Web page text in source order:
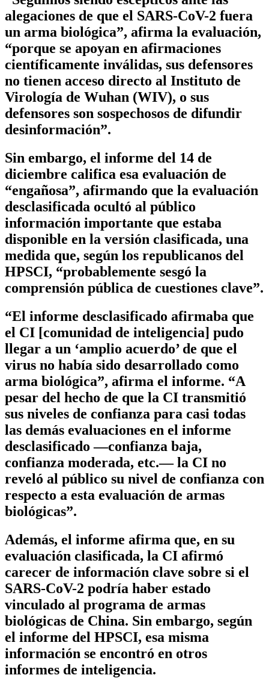
alegaciones de que el SARS-CoV-2 fuera
un arma biológica”, afirma la evaluación,
“porque se apoyan en afirmaciones
científicamente inválidas, sus defensores
no tienen acceso directo al Instituto de
Virología de Wuhan (WIV), o sus
defensores son sospechosos de difundir
desinformación”.
Sin embargo, el informe del 14 de
diciembre califica esa evaluación de
“engañosa”, afirmando que la evaluación
desclasificada ocultó al público
información importante que estaba
disponible en la versión clasificada, una
medida que, según los republicanos del
HPSCI, “probablemente sesgó la
comprensión pública de cuestiones clave”.
“El informe desclasificado afirmaba que
el CI [comunidad de inteligencia] pudo
llegar a un ‘amplio acuerdo’ de que el
virus no había sido desarrollado como
arma biológica”, afirma el informe. “A
pesar del hecho de que la CI transmitió
sus niveles de confianza para casi todas
las demás evaluaciones en el informe
desclasificado —confianza baja,
confianza moderada, etc.— la CI no
reveló al público su nivel de confianza con
respecto a esta evaluación de armas
biológicas”.
Además, el informe afirma que, en su
evaluación clasificada, la CI afirmó
carecer de información clave sobre si el
SARS-CoV-2 podría haber estado
vinculado al programa de armas
biológicas de China. Sin embargo, según
el informe del HPSCI, esa misma
información se encontró en otros
informes de inteligencia.